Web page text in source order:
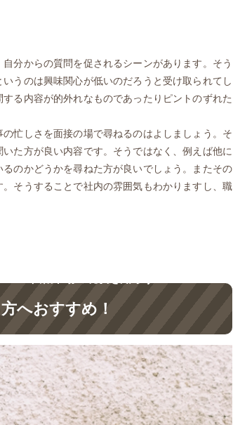
分からの質問を促されるシーンがあります。そう
うのは興味関心が低いのだろうと受け取られてし
る内容が的外れなものであったりピントのずれた
忙しさを面接の場で尋ねるのはよしましょう。そ
た方が良い内容です。そうではなく、例えば他に
のかどうかを尋ねた方が良いでしょう。またその
そうすることで社内の雰囲気もわかりますし、職
へおすすめ！